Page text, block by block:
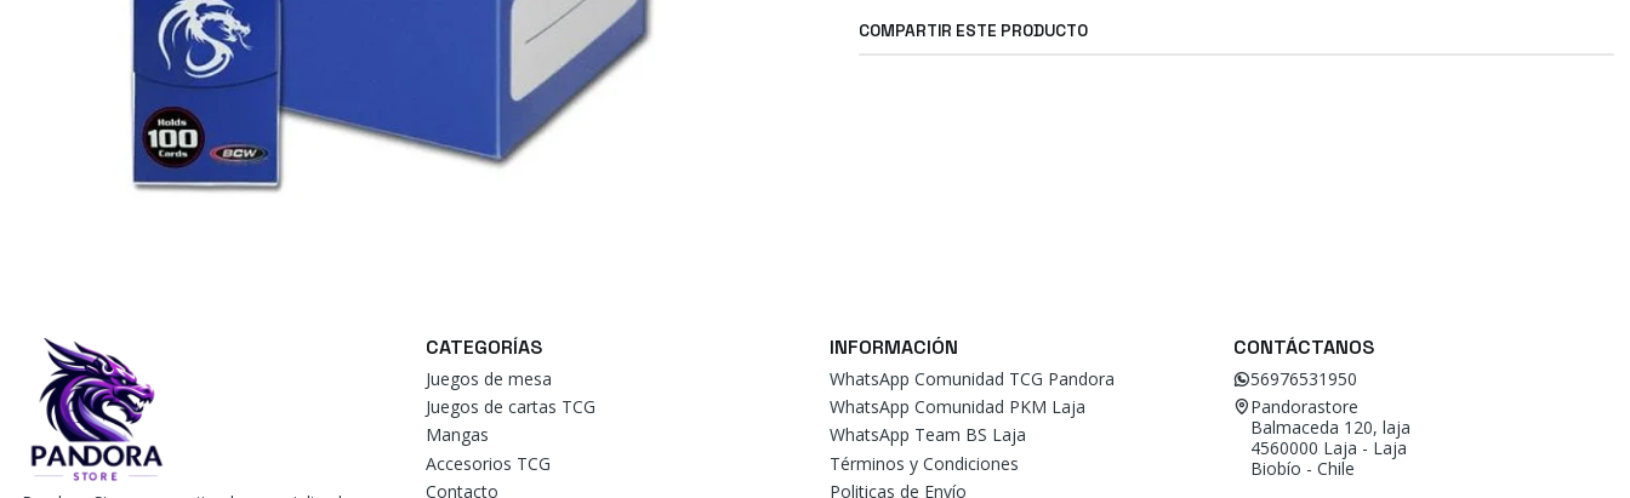
COMPARTIR ESTE PRODUCTO
CATEGORÍAS
Juegos de mesa
Juegos de cartas TCG
Mangas
Accesorios TCG
Contacto
INFORMACIÓN
WhatsApp Comunidad TCG Pandora
WhatsApp Comunidad PKM Laja
WhatsApp Team BS Laja
Términos y Condiciones
Politicas de Envío
CONTÁCTANOS
56976531950
Pandorastore
Balmaceda 120, laja
4560000 Laja - Laja
Biobío - Chile